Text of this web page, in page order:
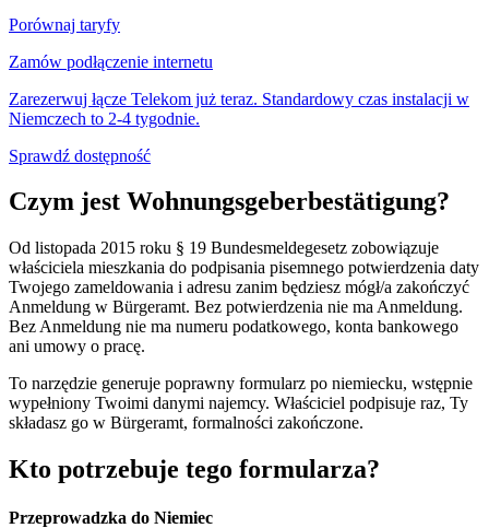
Porównaj taryfy
Zamów podłączenie internetu
Zarezerwuj łącze Telekom już teraz. Standardowy czas instalacji w
Niemczech to 2-4 tygodnie.
Sprawdź dostępność
Czym jest Wohnungsgeberbestätigung?
Od listopada 2015 roku § 19 Bundesmeldegesetz zobowiązuje
właściciela mieszkania do podpisania pisemnego potwierdzenia daty
Twojego zameldowania i adresu zanim będziesz mógł/a zakończyć
Anmeldung w Bürgeramt. Bez potwierdzenia nie ma Anmeldung.
Bez Anmeldung nie ma numeru podatkowego, konta bankowego
ani umowy o pracę.
To narzędzie generuje poprawny formularz po niemiecku, wstępnie
wypełniony Twoimi danymi najemcy. Właściciel podpisuje raz, Ty
składasz go w Bürgeramt, formalności zakończone.
Kto potrzebuje tego formularza?
Przeprowadzka do Niemiec